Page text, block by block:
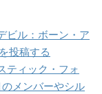
ビル：ボーン・ア
投稿する
ティック・フォ
メンバーやシル